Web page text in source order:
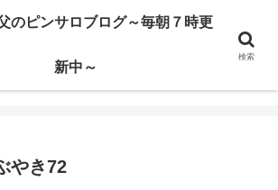
ス嬢を求めて3000回ピンサロで遊んだ親父
ンサロブログ～毎朝７時更新中～
やき72
のピンサロブログ～毎朝７時更
新中～
検索